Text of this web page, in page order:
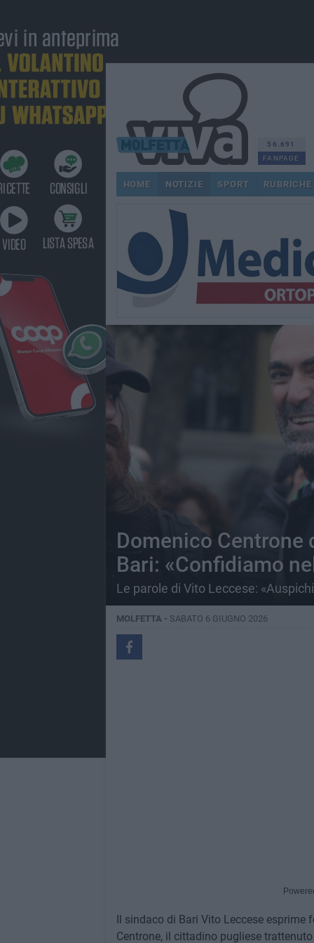
56.691
FANPAGE
HOME NOTIZIE SPORT RUBRICHE
Domenico Centrone
Bari: «Confidiamo
Le parole di Vito Leccese:
MOLFETTA - SABATO 6 GIUGNO 2026
Il sindaco di Bari Vito Leccese esprime
Centrone, il cittadino pugliese